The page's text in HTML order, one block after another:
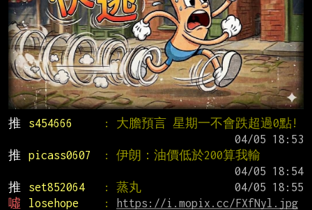
推 s454666
: 大膽預言 星期一不會跌超過0點!
推
picass0607
: 伊朗：油價低於200算我輸
推
set852064 : 蒸丸
噓
losehope :
https://i.mopix.cc/FXfNyl.jpg